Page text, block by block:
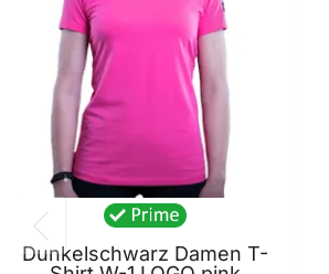
Dunkelschwarz Damen T-